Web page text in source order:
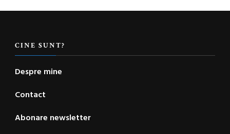
CINE SUNT?
Despre mine
Contact
Abonare newsletter